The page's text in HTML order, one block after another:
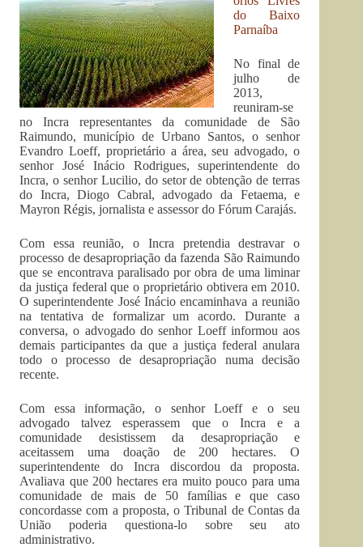
do Baixo
Parnaíba
No final de
julho de
2013,
reuniram-se
no Incra representantes da comunidade de São
Raimundo, município de Urbano Santos, o senhor
Evandro Loeff, proprietário a área, seu advogado, o
senhor José Inácio Rodrigues, superintendente do
Incra, o senhor Lucilio, do setor de obtenção de terras
do Incra, Diogo Cabral, advogado da Fetaema, e
Mayron Régis, jornalista e assessor do Fórum Carajás.
Com essa reunião, o Incra pretendia destravar o
processo de desapropriação da fazenda São Raimundo
que se encontrava paralisado por obra de uma liminar
da justiça federal que o proprietário obtivera em 2010.
O superintendente José Inácio encaminhava a reunião
na tentativa de formalizar um acordo. Durante a
conversa, o advogado do senhor Loeff informou aos
demais participantes da que a justiça federal anulara
todo o processo de desapropriação numa decisão
recente.
Com essa informação, o senhor Loeff e o seu
advogado talvez esperassem que o Incra e a
comunidade desistissem da desapropriação e
aceitassem uma doação de 200 hectares. O
superintendente do Incra discordou da proposta.
Avaliava que 200 hectares era muito pouco para uma
comunidade de mais de 50 famílias e que caso
concordasse com a proposta, o Tribunal de Contas da
União poderia questiona-lo sobre seu ato
administrativo.